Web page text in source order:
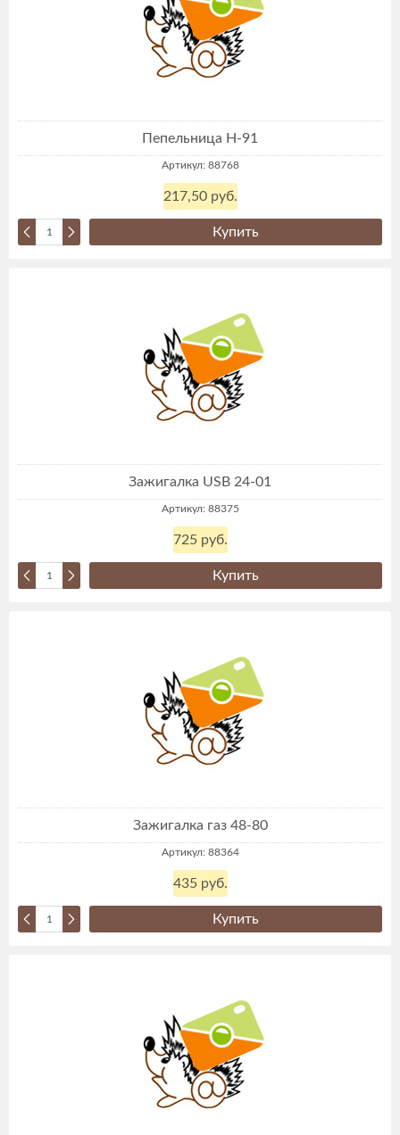
Пепельница Н-91
Артикул: 88768
217,50 руб.
Купить
Зажигалка USB 24-01
Артикул: 88375
725 руб.
Купить
Зажигалка газ 48-80
Артикул: 88364
435 руб.
Купить